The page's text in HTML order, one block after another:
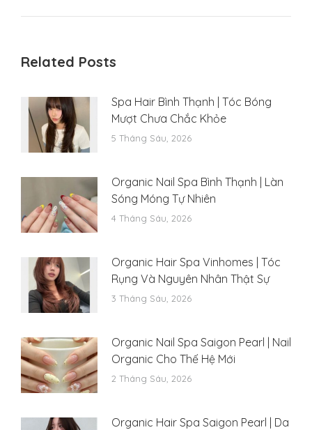
Related Posts
Spa Hair Bình Thạnh | Tóc Bóng
Mượt Chưa Chắc Khỏe
5 Tháng Sáu, 2026
Organic Nail Spa Bình Thạnh | Làn
Sóng Móng Tự Nhiên
4 Tháng Sáu, 2026
Organic Hair Spa Vinhomes | Tóc
Rụng Và Nguyên Nhân Thật Sự
3 Tháng Sáu, 2026
Organic Nail Spa Saigon Pearl | Nail
Organic Cho Thế Hệ Mới
2 Tháng Sáu, 2026
Organic Hair Spa Saigon Pearl | Da